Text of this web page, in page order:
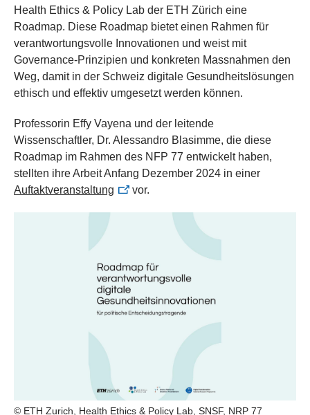
Health Ethics & Policy Lab der ETH Zürich eine
Roadmap. Diese Roadmap bietet einen Rahmen für
verantwortungsvolle Innovationen und weist mit
Governance-Prinzipien und konkreten Massnahmen den
Weg, damit in der Schweiz digitale Gesundheitslösungen
ethisch und effektiv umgesetzt werden können.
Professorin Effy Vayena und der leitende
Wissenschaftler, Dr. Alessandro Blasimme, die diese
Roadmap im Rahmen des NFP 77 entwickelt haben,
stellten ihre Arbeit Anfang Dezember 2024 in einer
Auftaktveranstaltung
vor.
© ETH Zurich, Health Ethics & Policy Lab, SNSF, NRP 77